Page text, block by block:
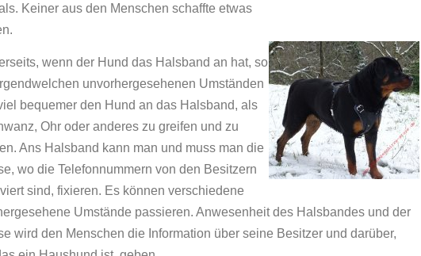
Keiner aus den Menschen schaffte etwas
wenn der Hund das Halsband an hat, so
unvorhergesehenen Umständen
bequemer den Hund an das Halsband, als
Ohr oder anderes zu greifen und zu
Ans Halsband kann man und muss man die
wo die Telefonnummern von den Besitzern
sind, fixieren. Es können verschiedene
Umstände passieren. Anwesenheit des Halsbandes und der
wird den Menschen die Information über seine Besitzer und darüber,